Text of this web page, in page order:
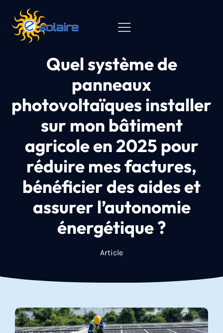
Quel système de
panneaux
photovoltaïques installer
sur mon bâtiment
agricole en 2025 pour
réduire mes factures,
bénéficier des aides et
assurer l’autonomie
énergétique ?
Article